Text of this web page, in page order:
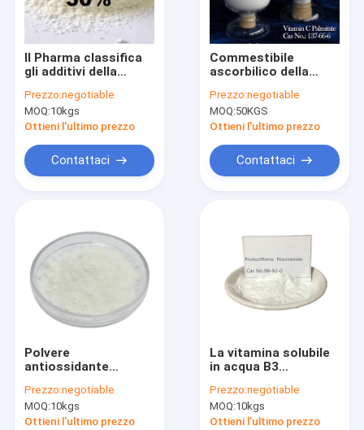
Il Pharma classifica
gli additivi della
vitamina naturale E
Prezzo:negotiable
MOQ:10kgs
Ottieni l'ultimo prezzo
Contattaci
Commestibile
ascorbilico della
Fitzpatrick del
palmitato di CAS
137-66-6
Prezzo:negotiable
MOQ:50KGS
Ottieni l'ultimo prezzo
Contattaci
Polvere
antiossidante
vitamina E degli
additivi 550g/L della
vitamina
Prezzo:negotiable
MOQ:10kgs
Ottieni l'ultimo prezzo
La vitamina solubile
in acqua B3
98-92-0 spolverizza
per alleggerimento
della pelle
Prezzo:negotiable
MOQ:10kgs
Ottieni l'ultimo prezzo